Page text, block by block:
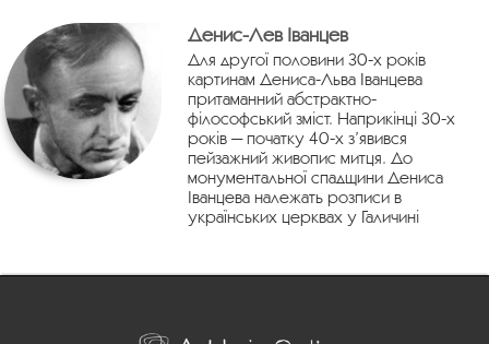
Денис-Лев Іванцев
Для другої половини 30-х років
картинам Дениса-Льва Іванцева
притаманний абстрактно-
філософський зміст. Наприкінці 30-х
років — початку 40-х з’явився
пейзажний живопис митця. До
монументальної спадщини Дениса
Іванцева належать розписи в
українських церквах у Галичині